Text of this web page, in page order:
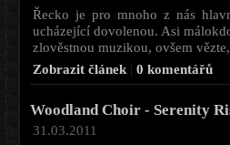
Řecko je pro mnoho z nás
ucházející dovolenou. Asi
zlověstnou muzikou, ovšem
Zobrazit článek | 0 komentářů
Woodland Choir - Serenity
31.03.2011